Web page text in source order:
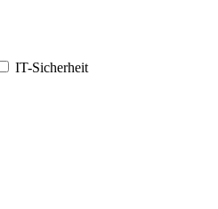
IT-Sicherheit